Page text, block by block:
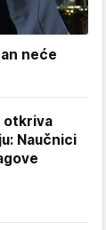
neće
otkriva
Naučnici